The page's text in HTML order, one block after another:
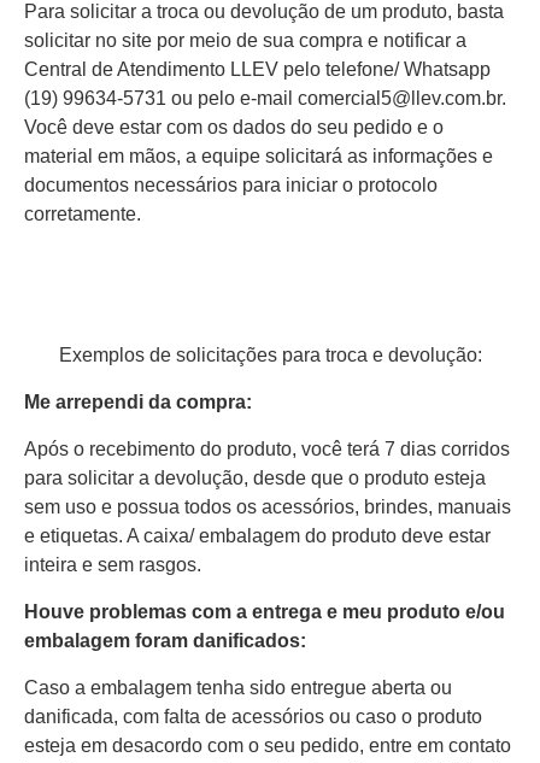
Para solicitar a troca ou devolução de um produto, basta
solicitar no site por meio de sua compra e notificar a
Central de Atendimento LLEV pelo telefone/ Whatsapp
(19) 99634-5731 ou pelo e-mail comercial5@llev.com.br.
Você deve estar com os dados do seu pedido e o
material em mãos, a equipe solicitará as informações e
documentos necessários para iniciar o protocolo
corretamente.
Exemplos de solicitações para troca e devolução:
Me arrependi da compra:
Após o recebimento do produto, você terá 7 dias corridos
para solicitar a devolução, desde que o produto esteja
sem uso e possua todos os acessórios, brindes, manuais
e etiquetas. A caixa/ embalagem do produto deve estar
inteira e sem rasgos.
Houve problemas com a entrega e meu produto e/ou
embalagem foram danificados:
Caso a embalagem tenha sido entregue aberta ou
danificada, com falta de acessórios ou caso o produto
esteja em desacordo com o seu pedido, entre em contato